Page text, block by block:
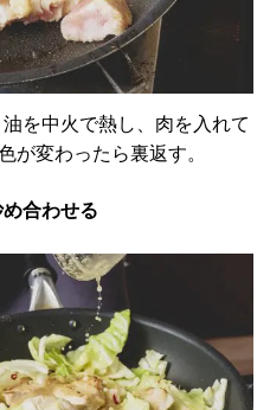
を中火で熱し、肉を入れて
が変わったら裏返す。
合わせる